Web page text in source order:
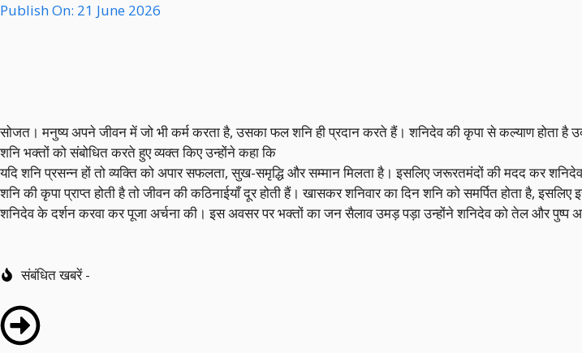
Publish On: 21 June 2026
सोजत। मनुष्य अपने जीवन में जो भी कर्म करता है, उसका फल शनि ही प्रदान करते हैं। शनिदेव की कृपा से कल्याण होता है
शनि भक्तों को संबोधित करते हुए व्यक्त किए उन्होंने कहा कि
यदि शनि प्रसन्न हों तो व्यक्ति को अपार सफलता, सुख-समृद्धि और सम्मान मिलता है। इसलिए जरूरतमंदों की मदद कर
शनि की कृपा प्राप्त होती है तो जीवन की कठिनाईयाँ दूर होती हैं। खासकर शनिवार का दिन शनि को समर्पित होता है,
शनिदेव के दर्शन करवा कर पूजा अर्चना की। इस अवसर पर भक्तों का जन सैलाव उमड़ पड़ा उन्होंने शनिदेव को तेल और पुष्प
संबंधित खबरें -